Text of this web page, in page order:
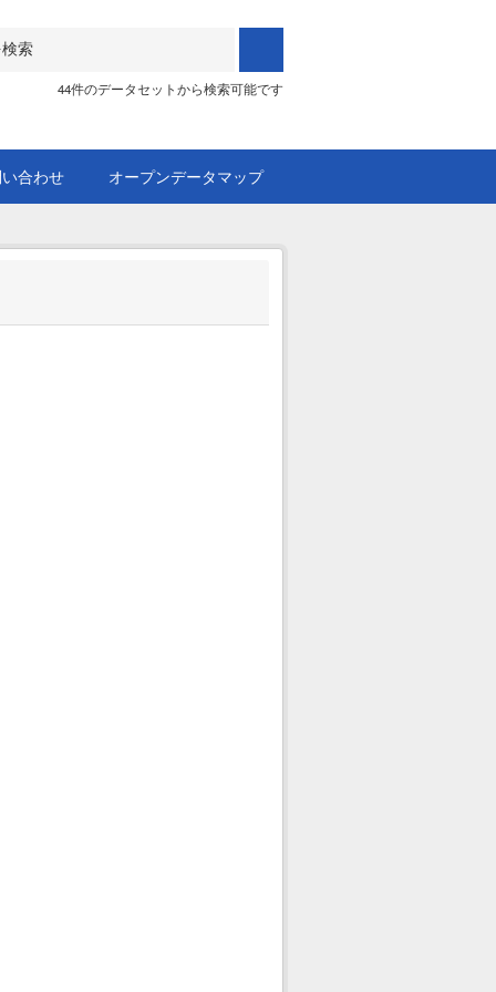
44件のデータセットから検索可能です
合わせ オープンデータマップ